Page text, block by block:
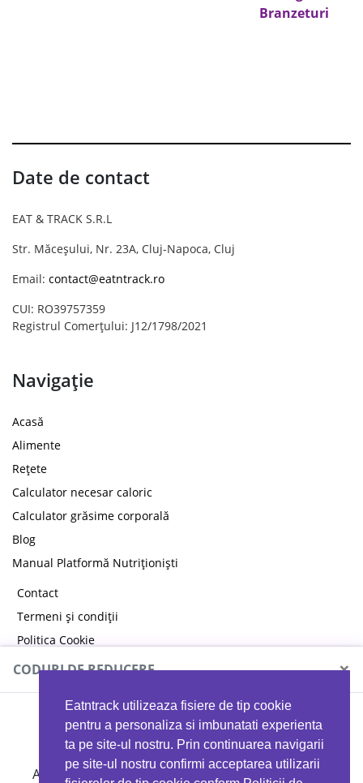
Eatntrack utilizeaza fisiere de tip cookie
pentru a personaliza si imbunatati experienta
ta pe site-ul nostru. Prin continuarea navigarii
pe site-ul nostru confirmi acceptarea utilizarii
Branzeturi
Date de contact
EAT & TRACK S.R.L
Str. Măceșului, Nr. 23A, Cluj-Napoca, Cluj
Email: contact@eatntrack.ro
CUI: RO39757359
Registrul Comerțului: J12/1798/2021
Navigație
Acasă
Alimente
Rețete
Calculator necesar caloric
Calculator grăsime corporală
Blog
Manual Platformă Nutriționiști
Contact
Termeni și condiții
Politica Cookie
Politica de confidențialitate
CODURI DE REDUCERE ×
MYPROTEIN
Ai 40%reducere la orice comandă folosind codul